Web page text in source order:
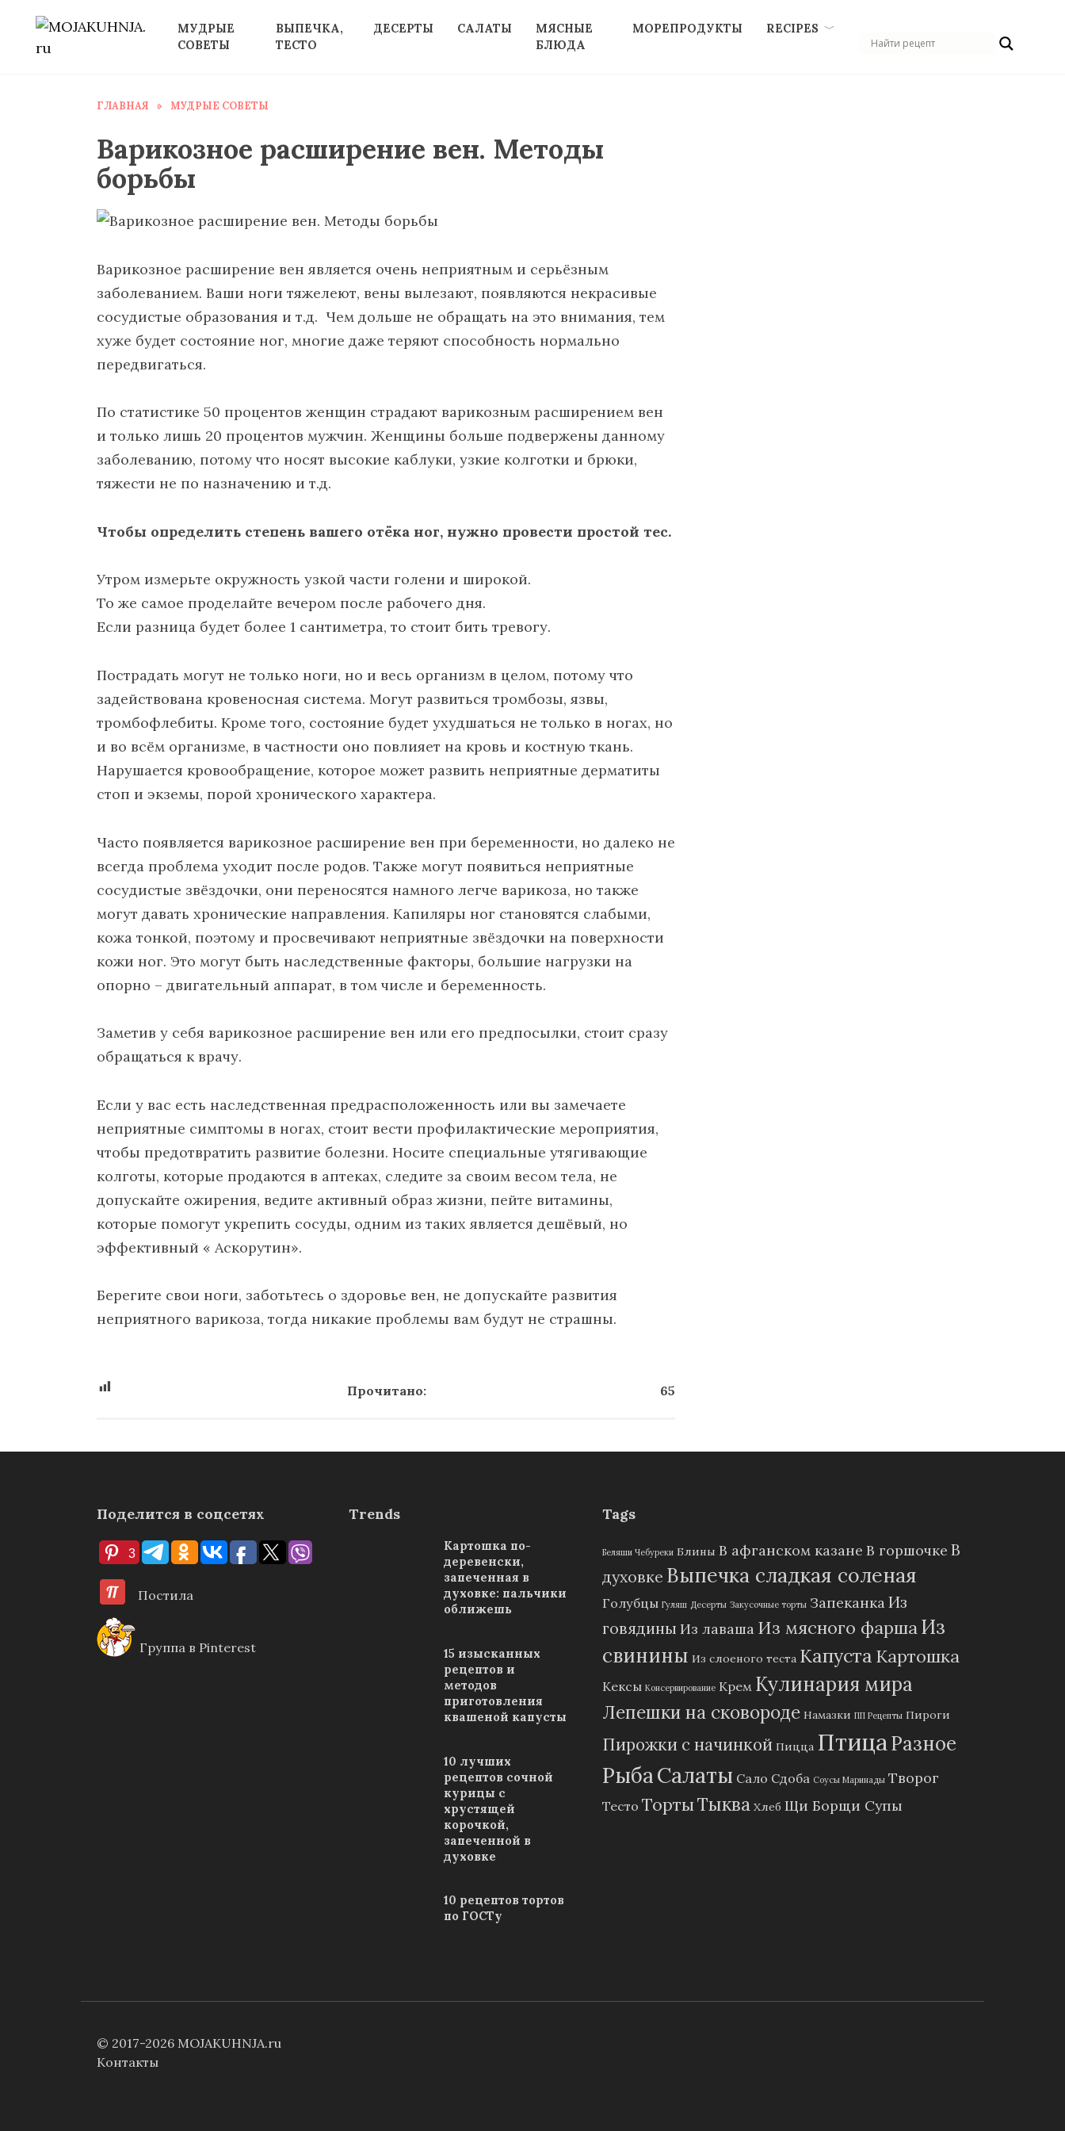
содержанию
МУДРЫЕ
СОВЕТЫ
ВЫПЕЧКА,
ТЕСТО
ДЕСЕРТЫ САЛАТЫ
МЯСНЫЕ
БЛЮДА
МОРЕПРОДУКТЫ RECIPES
ГЛАВНАЯ » МУДРЫЕ СОВЕТЫ
Варикозное расширение вен. Методы
борьбы
Варикозное расширение вен является очень неприятным и серьёзным
заболеванием. Ваши ноги тяжелеют, вены вылезают, появляются некрасивые
сосудистые образования и т.д. Чем дольше не обращать на это внимания, тем
хуже будет состояние ног, многие даже теряют способность нормально
передвигаться.
По статистике 50 процентов женщин страдают варикозным расширением вен
и только лишь 20 процентов мужчин. Женщины больше подвержены данному
заболеванию, потому что носят высокие каблуки, узкие колготки и брюки,
тяжести не по назначению и т.д.
Чтобы определить степень вашего отёка ног, нужно провести простой тес.
Утром измерьте окружность узкой части голени и широкой.
То же самое проделайте вечером после рабочего дня.
Если разница будет более 1 сантиметра, то стоит бить тревогу.
Пострадать могут не только ноги, но и весь организм в целом, потому что
задействована кровеносная система. Могут развиться тромбозы, язвы,
тромбофлебиты. Кроме того, состояние будет ухудшаться не только в ногах, но
и во всём организме, в частности оно повлияет на кровь и костную ткань.
Нарушается кровообращение, которое может развить неприятные дерматиты
стоп и экземы, порой хронического характера.
Часто появляется варикозное расширение вен при беременности, но далеко не
всегда проблема уходит после родов. Также могут появиться неприятные
сосудистые звёздочки, они переносятся намного легче варикоза, но также
могут давать хронические направления. Капиляры ног становятся слабыми,
кожа тонкой, поэтому и просвечивают неприятные звёздочки на поверхности
кожи ног. Это могут быть наследственные факторы, большие нагрузки на
опорно – двигательный аппарат, в том числе и беременность.
Заметив у себя варикозное расширение вен или его предпосылки, стоит сразу
обращаться к врачу.
Если у вас есть наследственная предрасположенность или вы замечаете
неприятные симптомы в ногах, стоит вести профилактические мероприятия,
чтобы предотвратить развитие болезни. Носите специальные утягивающие
колготы, которые продаются в аптеках, следите за своим весом тела, не
допускайте ожирения, ведите активный образ жизни, пейте витамины,
которые помогут укрепить сосуды, одним из таких является дешёвый, но
эффективный « Аскорутин».
Берегите свои ноги, заботьтесь о здоровье вен, не допускайте развития
неприятного варикоза, тогда никакие проблемы вам будут не страшны.
Прочитано: 65
Поделится в соцсетях
3
Постила
Группа в Pinterest
Trends
Картошка по-
деревенски,
запеченная в
духовке: пальчики
оближешь
15 изысканных
рецептов и
методов
приготовления
квашеной капусты
10 лучших
рецептов сочной
курицы с
хрустящей
корочкой,
запеченной в
духовке
10 рецептов тортов
по ГОСТу
Tags
Беляши Чебуреки Блины В афганском казане В горшочке В
духовке Выпечка сладкая соленая
Голубцы Гуляш Десерты Закусочные торты ЗапеканкаИз
говядины Из лаваша Из мясного фаршаИз
свинины Из слоеного теста Капуста Картошка
Кексы Консервирование Крем Кулинария мира
Лепешки на сковороде Намазки ПП Рецепты Пироги
Пирожки с начинкой Пицца ПтицаРазное
РыбаСалаты Сало Сдоба Соусы Маринады Творог
Тесто ТортыТыква Хлеб Щи Борщи Супы
© 2017-2026 MOJAKUHNJA.ru
Контакты